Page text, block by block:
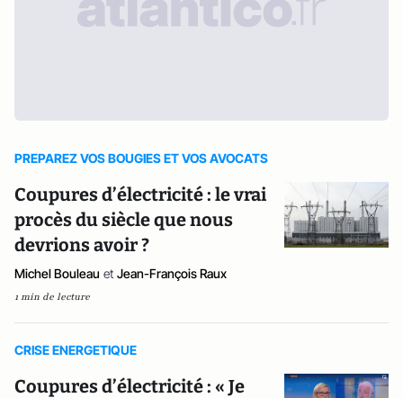
PREPAREZ VOS BOUGIES ET VOS AVOCATS
Coupures d’électricité : le vrai
procès du siècle que nous
devrions avoir ?
Michel Bouleau et Jean-François Raux
1 min de lecture
CRISE ENERGETIQUE
Coupures d’électricité : « Je